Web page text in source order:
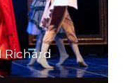
Richárd